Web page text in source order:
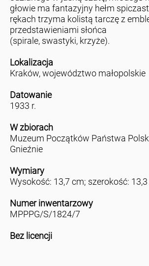
głowie ma fantazyjny hełm
rękach trzyma kolistą tarczę z
przedstawieniami słońca
(spirale, swastyki, krzyże).
Lokalizacja
Kraków, województwo małopolskie
Datowanie
1933 r.
W zbiorach
Muzeum Początków Państwa
Gnieźnie
Wymiary
Wysokość: 13,7 cm; szerokość:
Numer inwentarzowy
MPPPG/S/1824/7
Bez licencji